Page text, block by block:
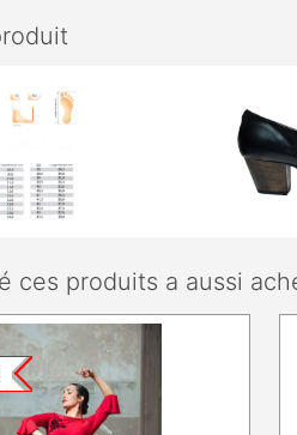
ces produits a aussi